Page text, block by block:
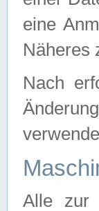
eine
Näheres
Nach
Alle zur